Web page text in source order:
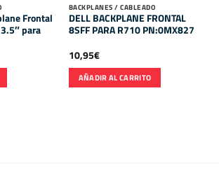
Frontal
para
BACKPLANES / CABLEADO
DELL BACKPLANE FRONTAL
8SFF PARA R710 PN:0MX827
10,95€
AÑADIR AL CARRITO